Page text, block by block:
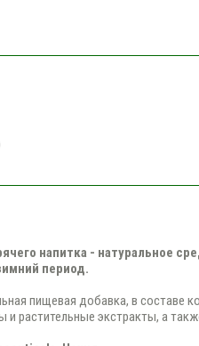
напитка - натуральное
период.
пищевая добавка, в составе
растительные экстракты, а